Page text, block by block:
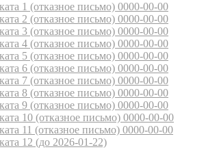
1 (отказное пиcьмо) 0000-00-00
2 (отказное пиcьмо) 0000-00-00
3 (отказное пиcьмо) 0000-00-00
4 (отказное пиcьмо) 0000-00-00
5 (отказное пиcьмо) 0000-00-00
6 (отказное пиcьмо) 0000-00-00
7 (отказное пиcьмо) 0000-00-00
8 (отказное пиcьмо) 0000-00-00
9 (отказное пиcьмо) 0000-00-00
10 (отказное пиcьмо) 0000-00-00
11 (отказное пиcьмо) 0000-00-00
12 (до 2026-01-22)